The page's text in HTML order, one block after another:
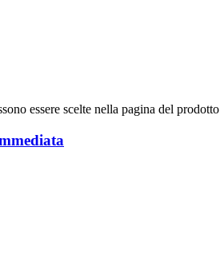
essere scelte nella pagina del prodotto